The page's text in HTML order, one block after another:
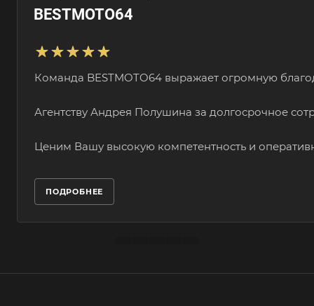
BESTMOTO64
Команда BESTMOTO64 выражает огромную
Агентству Андрея Полушина за долгосрочное
Ценим Вашу высокую компетентность и
ПОДРОБНЕЕ